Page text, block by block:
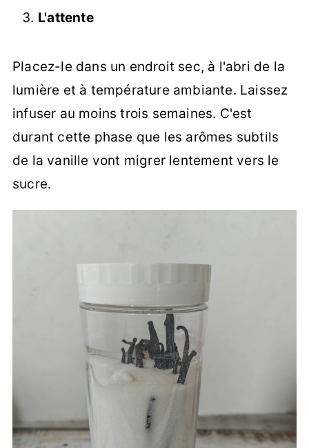
L'attente
Placez-le dans un endroit sec, à l'abri de la
lumière et à température ambiante. Laissez
infuser au moins trois semaines. C'est
durant cette phase que les arômes subtils
de la vanille vont migrer lentement vers le
sucre.